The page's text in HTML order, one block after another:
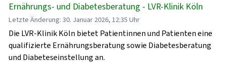
Ernährungs- und Diabetesberatung - LVR-Klinik Köln
Letzte Änderung: 30. Januar 2026, 12:35 Uhr
Die LVR-Klinik Köln bietet Patientinnen und Patienten eine
qualifizierte Ernährungsberatung sowie Diabetesberatung
und Diabeteseinstellung an.